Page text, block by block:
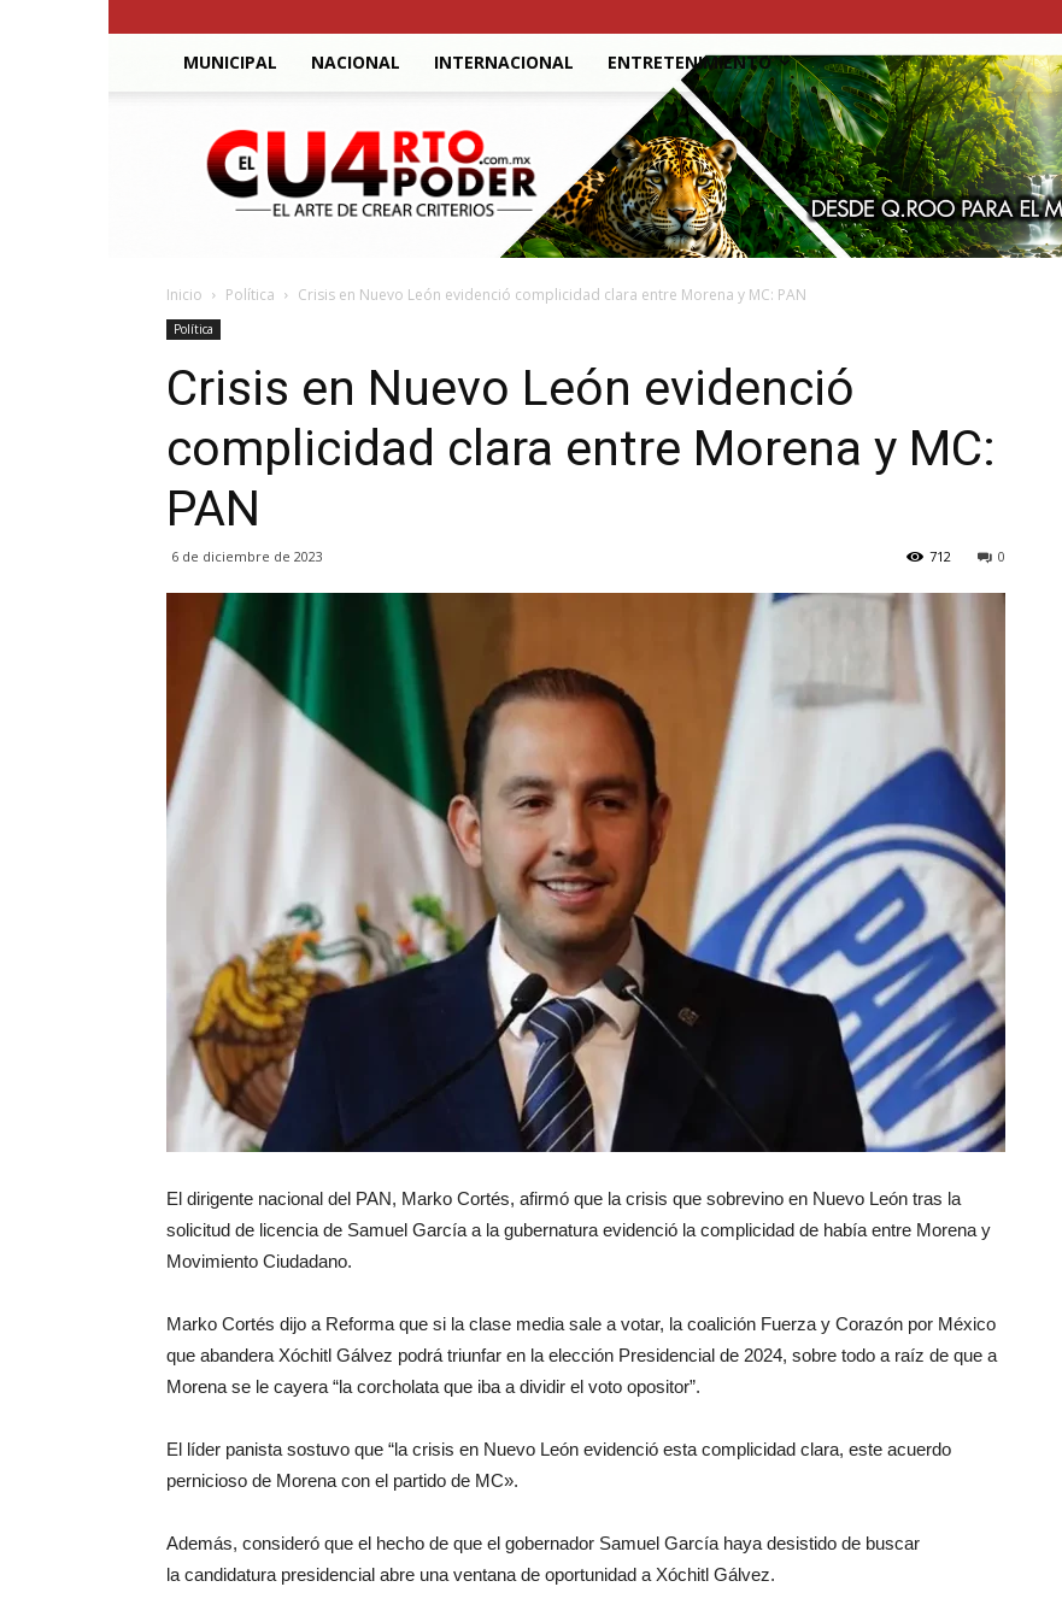
MUNICIPAL NACIONAL INTERNACIONAL ENTRETENIMIENTO
El
Cuarto
Poder
Inicio Política Crisis en Nuevo León evidenció complicidad clara entre Morena y MC: PAN
Política
Crisis en Nuevo León evidenció
complicidad clara entre Morena y MC:
PAN
6 de diciembre de 2023 0
712
El dirigente nacional del PAN, Marko Cortés, afirmó que la crisis que sobrevino en Nuevo León tras la
solicitud de licencia de Samuel García a la gubernatura evidenció la complicidad de había entre Morena y
Movimiento Ciudadano.
Marko Cortés dijo a Reforma que si la clase media sale a votar, la coalición Fuerza y Corazón por México
que abandera Xóchitl Gálvez podrá triunfar en la elección Presidencial de 2024, sobre todo a raíz de que a
Morena se le cayera “la corcholata que iba a dividir el voto opositor”.
El líder panista sostuvo que “la crisis en Nuevo León evidenció esta complicidad clara, este acuerdo
pernicioso de Morena con el partido de MC».
Además, consideró que el hecho de que el gobernador Samuel García haya desistido de buscar
la candidatura presidencial abre una ventana de oportunidad a Xóchitl Gálvez.